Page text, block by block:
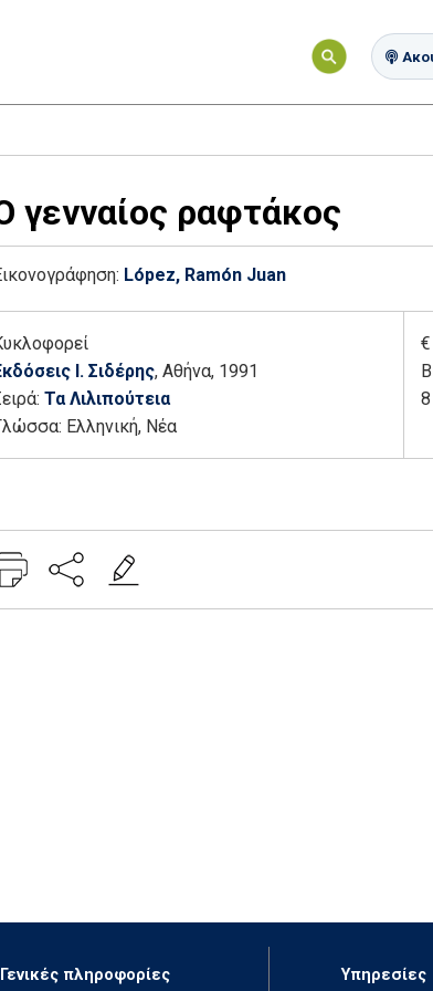
γενναίος ραφτάκος
López, Ramón Juan
Ι. Σιδέρης, Αθήνα, 1991
Τα Λιλιπούτεια
Ελληνική, Νέα
Γενικές πληροφορίες Υπηρεσίες